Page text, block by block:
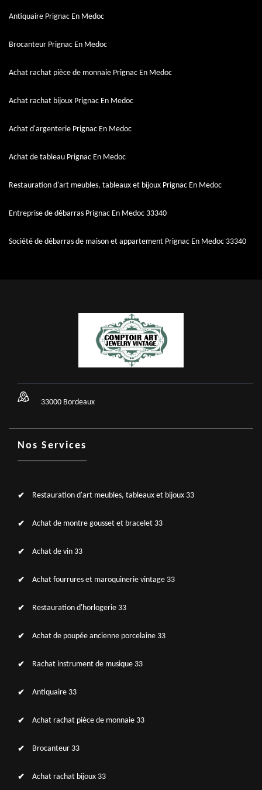
Antiquaire Prignac En Medoc
Brocanteur Prignac En Medoc
Achat rachat pièce de monnaie Prignac En Medoc
Achat rachat bijoux Prignac En Medoc
Achat d'argenterie Prignac En Medoc
Achat de tableau Prignac En Medoc
Restauration d'art meubles, tableaux et bijoux Prignac En Medoc
Entreprise de débarras Prignac En Medoc 33340
Société de débarras de maison et appartement Prignac En Medoc 33340
33000 Bordeaux
Nos Services
Restauration d'art meubles, tableaux et bijoux 33
Achat de montre gousset et bracelet 33
Achat de vin 33
Achat fourrures et maroquinerie vintage 33
Restauration d'horlogerie 33
Achat de poupée ancienne porcelaine 33
Rachat instrument de musique 33
Antiquaire 33
Achat rachat pièce de monnaie 33
Brocanteur 33
Achat rachat bijoux 33